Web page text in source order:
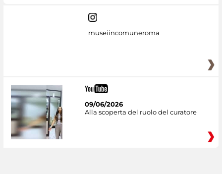
museiincomuneroma
09/06/2026
Alla scoperta del ruolo del curatore